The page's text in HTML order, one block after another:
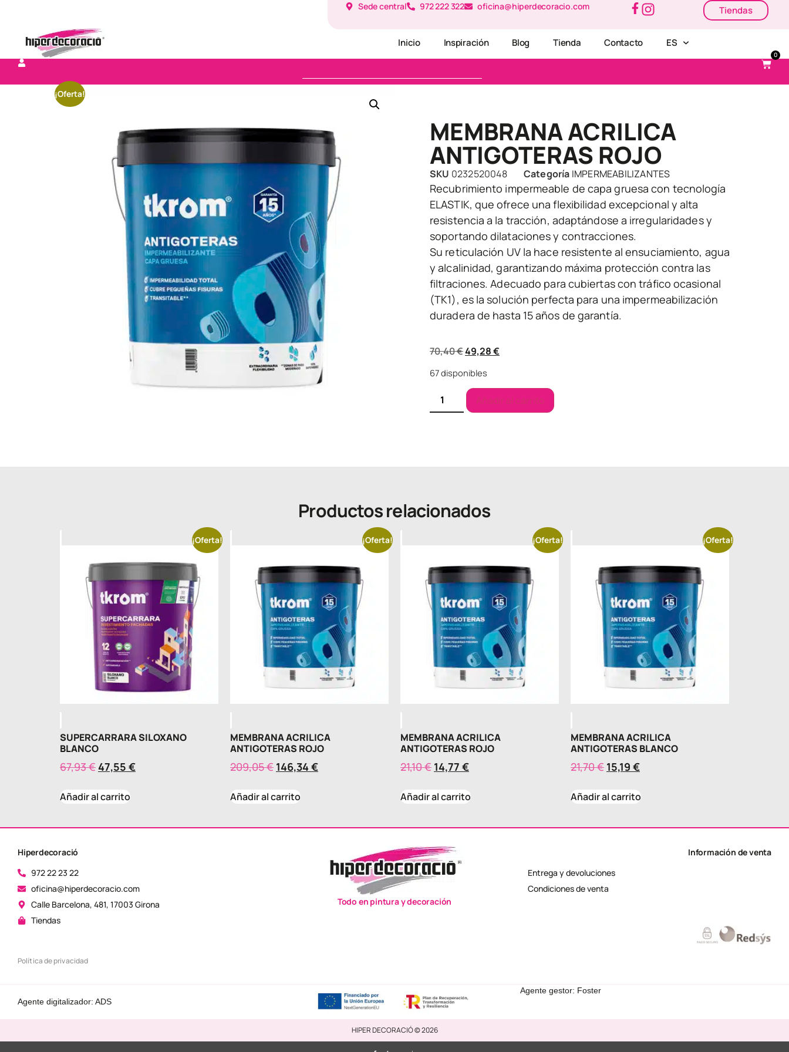
Sede central 972 222 322 oficina@hiperdecoracio.com Tiendas
Inicio Inspiración Blog Tienda Contacto ES
0
¡Oferta!
MEMBRANA ACRILICA
ANTIGOTERAS ROJO
SKU 0232520048 Categoría IMPERMEABILIZANTES
Recubrimiento impermeable de capa gruesa con tecnología
ELASTIK, que ofrece una flexibilidad excepcional y alta
resistencia a la tracción, adaptándose a irregularidades y
soportando dilataciones y contracciones.
Su reticulación UV la hace resistente al ensuciamiento, agua
y alcalinidad, garantizando máxima protección contra las
filtraciones. Adecuado para cubiertas con tráfico ocasional
(TK1), es la solución perfecta para una impermeabilización
duradera de hasta 15 años de garantía.
70,40€49,28€
67 disponibles
Añadir al carrito
Productos relacionados
¡Oferta!
SUPERCARRARA SILOXANO
BLANCO
67,93€ 47,55 €
Añadir al carrito
¡Oferta!
MEMBRANA ACRILICA
ANTIGOTERAS ROJO
209,05€ 146,34 €
Añadir al carrito
¡Oferta!
MEMBRANA ACRILICA
ANTIGOTERAS ROJO
21,10€ 14,77 €
Añadir al carrito
¡Oferta!
MEMBRANA ACRILICA
ANTIGOTERAS BLANCO
21,70€ 15,19 €
Añadir al carrito
Hiperdecoració
972 22 23 22
oficina@hiperdecoracio.com
Calle Barcelona, ​​481, 17003 Girona
Tiendas
Política de privacidad
Todo en pintura y decoración
Información de venta
Entrega y devoluciones
Condiciones de venta
Agente digitalizador: ADS
Agente gestor: Foster
HIPER DECORACIÓ © 2026